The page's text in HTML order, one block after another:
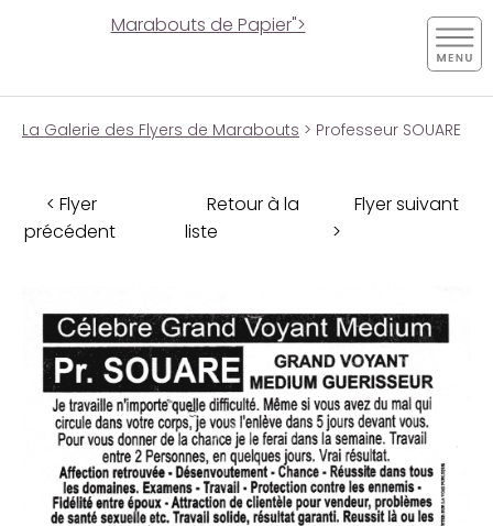
Marabouts de Papier">
La Galerie des Flyers de Marabouts > Professeur SOUARE
< Flyer
précédent
Retour à la
liste
Flyer suivant
>